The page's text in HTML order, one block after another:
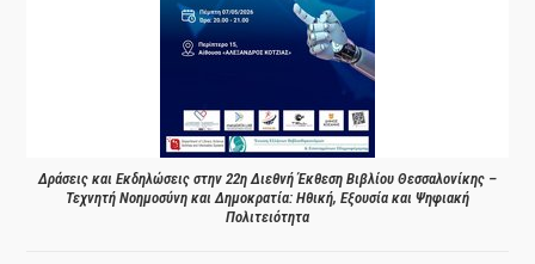
Δράσεις και Εκδηλώσεις στην 22η Διεθνή Έκθεση Βιβλίου Θεσσαλονίκης –
Τεχνητή Νοημοσύνη και Δημοκρατία: Ηθική, Εξουσία και Ψηφιακή
Πολιτειότητα